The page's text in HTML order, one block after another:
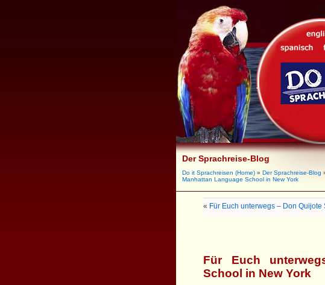
Der Sprachreise-Blog
Do it Sprachreisen (Home) » Der Sprachreise-Blog
Manhattan Language School in New York
« Für Euch unterwegs – Don
Für Euch
School in New York